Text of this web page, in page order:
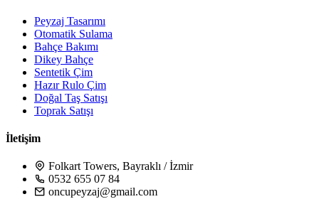
Peyzaj Tasarımı
Otomatik Sulama
Bahçe Bakımı
Dikey Bahçe
Sentetik Çim
Hazır Rulo Çim
Doğal Taş Satışı
Toprak Satışı
İletişim
Folkart Towers, Bayraklı / İzmir
0532 655 07 84
oncupeyzaj@gmail.com